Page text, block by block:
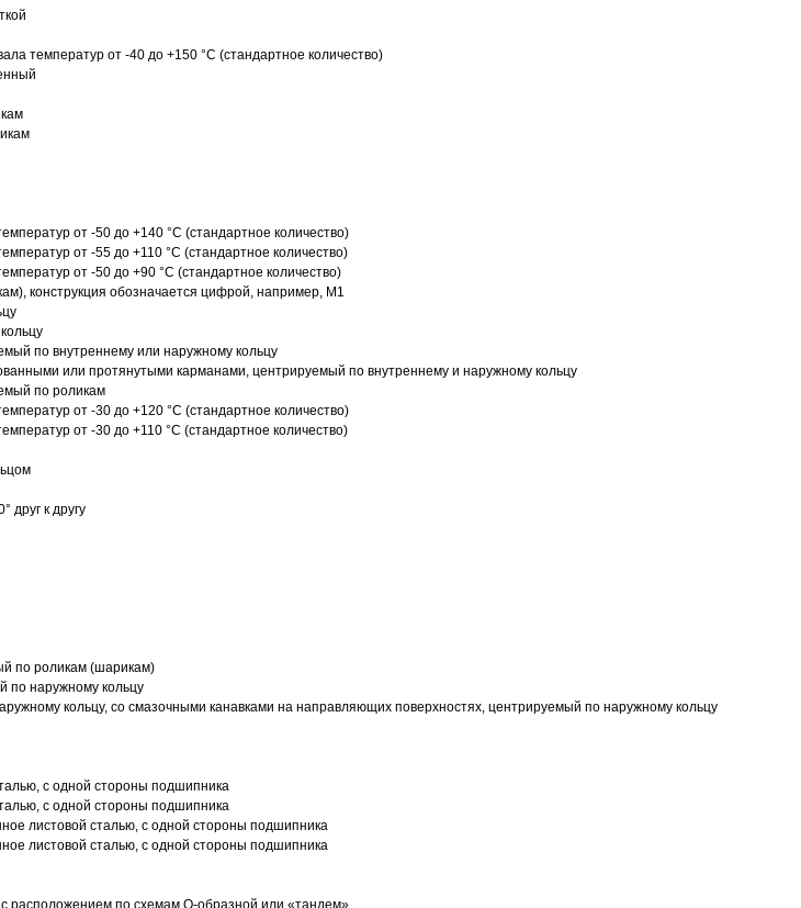
температур от -40 до +150 °C (стандартное количество)
от -50 до +140 °C (стандартное количество)
от -55 до +110 °C (стандартное количество)
от -50 до +90 °C (стандартное количество)
конструкция обозначается цифрой, например, M1
по внутреннему или наружному кольцу
или протянутыми карманами, центрируемый по внутреннему и наружному кольцу
по роликам
от -30 до +120 °C (стандартное количество)
от -30 до +110 °C (стандартное количество)
друг к другу
по роликам (шарикам)
по наружному кольцу
кольцу, со смазочными канавками на направляющих поверхностях, центрируемый по наружному кольцу
с одной стороны подшипника
с одной стороны подшипника
листовой сталью, с одной стороны подшипника
листовой сталью, с одной стороны подшипника
расположением по схемам О-образной или «тандем»